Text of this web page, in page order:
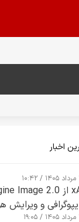
اخبار
و ویرایش